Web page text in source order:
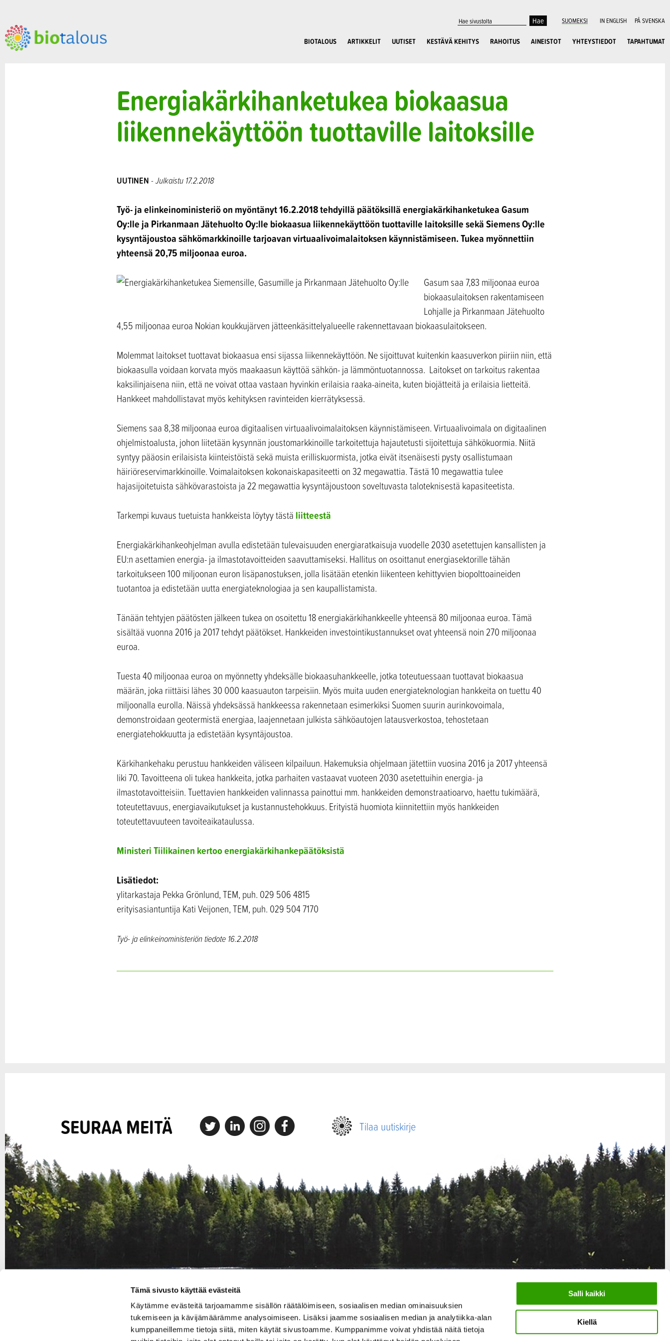
Tämä sivusto käyttää evästeitä
Käytämme evästeitä tarjoamamme sisällön räätälöimiseen, sosiaalisen median ominaisuuksien
tukemiseen ja kävijämäärämme analysoimiseen. Lisäksi jaamme sosiaalisen median ja analytiikka-alan
kumppaneillemme tietoja siitä, miten käytät sivustoamme. Kumppanimme voivat yhdistää näitä tietoja
Salli kaikki
Kiellä
SUOMEKSI IN ENGLISH PÅ SVENSKA
BIOTALOUS ARTIKKELIT UUTISET KESTÄVÄ KEHITYS RAHOITUS AINEISTOT YHTEYSTIEDOT TAPAHTUMAT
Energiakärkihanketukea biokaasua
liikennekäyttöön tuottaville laitoksille
UUTINEN - Julkaistu 17.2.2018
Työ- ja elinkeinoministeriö on myöntänyt 16.2.2018 tehdyillä päätöksillä energiakärkihanketukea Gasum
Oy:lle ja Pirkanmaan Jätehuolto Oy:lle biokaasua liikennekäyttöön tuottaville laitoksille sekä Siemens Oy:lle
kysyntäjoustoa sähkömarkkinoille tarjoavan virtuaalivoimalaitoksen käynnistämiseen. Tukea myönnettiin
yhteensä 20,75 miljoonaa euroa.
Gasum saa 7,83 miljoonaa euroa
biokaasulaitoksen rakentamiseen
Lohjalle ja Pirkanmaan Jätehuolto
4,55 miljoonaa euroa Nokian koukkujärven jätteenkäsittelyalueelle rakennettavaan biokaasulaitokseen.
Molemmat laitokset tuottavat biokaasua ensi sijassa liikennekäyttöön. Ne sijoittuvat kuitenkin kaasuverkon piiriin niin, että
biokaasulla voidaan korvata myös maakaasun käyttöä sähkön- ja lämmöntuotannossa. Laitokset on tarkoitus rakentaa
kaksilinjaisena niin, että ne voivat ottaa vastaan hyvinkin erilaisia raaka-aineita, kuten biojätteitä ja erilaisia lietteitä.
Hankkeet mahdollistavat myös kehityksen ravinteiden kierrätyksessä.
Siemens saa 8,38 miljoonaa euroa digitaalisen virtuaalivoimalaitoksen käynnistämiseen. Virtuaalivoimala on digitaalinen
ohjelmistoalusta, johon liitetään kysynnän joustomarkkinoille tarkoitettuja hajautetusti sijoitettuja sähkökuormia. Niitä
syntyy pääosin erilaisista kiinteistöistä sekä muista erilliskuormista, jotka eivät itsenäisesti pysty osallistumaan
häiriöreservimarkkinoille. Voimalaitoksen kokonaiskapasiteetti on 32 megawattia. Tästä 10 megawattia tulee
hajasijoitetuista sähkövarastoista ja 22 megawattia kysyntäjoustoon soveltuvasta taloteknisestä kapasiteetista.
Tarkempi kuvaus tuetuista hankkeista löytyy tästä liitteestä
Energiakärkihankeohjelman avulla edistetään tulevaisuuden energiaratkaisuja vuodelle 2030 asetettujen kansallisten ja
EU:n asettamien energia- ja ilmastotavoitteiden saavuttamiseksi. Hallitus on osoittanut energiasektorille tähän
tarkoitukseen 100 miljoonan euron lisäpanostuksen, jolla lisätään etenkin liikenteen kehittyvien biopolttoaineiden
tuotantoa ja edistetään uutta energiateknologiaa ja sen kaupallistamista.
Tänään tehtyjen päätösten jälkeen tukea on osoitettu 18 energiakärkihankkeelle yhteensä 80 miljoonaa euroa. Tämä
sisältää vuonna 2016 ja 2017 tehdyt päätökset. Hankkeiden investointikustannukset ovat yhteensä noin 270 miljoonaa
euroa.
Tuesta 40 miljoonaa euroa on myönnetty yhdeksälle biokaasuhankkeelle, jotka toteutuessaan tuottavat biokaasua
määrän, joka riittäisi lähes 30 000 kaasuauton tarpeisiin. Myös muita uuden energiateknologian hankkeita on tuettu 40
miljoonalla eurolla. Näissä yhdeksässä hankkeessa rakennetaan esimerkiksi Suomen suurin aurinkovoimala,
demonstroidaan geotermistä energiaa, laajennetaan julkista sähköautojen latausverkostoa, tehostetaan
energiatehokkuutta ja edistetään kysyntäjoustoa.
Kärkihankehaku perustuu hankkeiden väliseen kilpailuun. Hakemuksia ohjelmaan jätettiin vuosina 2016 ja 2017 yhteensä
liki 70. Tavoitteena oli tukea hankkeita, jotka parhaiten vastaavat vuoteen 2030 asetettuihin energia- ja
ilmastotavoitteisiin. Tuettavien hankkeiden valinnassa painottui mm. hankkeiden demonstraatioarvo, haettu tukimäärä,
toteutettavuus, energiavaikutukset ja kustannustehokkuus. Erityistä huomiota kiinnitettiin myös hankkeiden
toteutettavuuteen tavoiteaikataulussa.
Ministeri Tiilikainen kertoo energiakärkihankepäätöksistä
Lisätiedot:
ylitarkastaja Pekka Grönlund, TEM, puh. 029 506 4815
erityisasiantuntija Kati Veijonen, TEM, puh. 029 504 7170
Työ- ja elinkeinoministeriön tiedote 16.2.2018
SEURAA MEITÄ X Linkedin InstagramFacebook Tilaa uutiskirje